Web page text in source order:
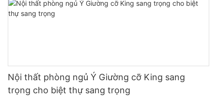
Nội thất phòng ngủ Ý Giường cỡ King sang
trọng cho biệt thự sang trọng